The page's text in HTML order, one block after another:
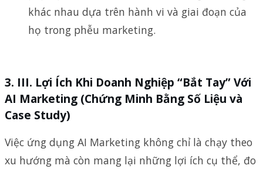
khác nhau dựa trên hành vi và giai đoạn của
họ trong phễu marketing.
III. Lợi Ích Khi Doanh Nghiệp “Bắt Tay” Với
AI Marketing (Chứng Minh Bằng Số Liệu và
Case Study)
Việc ứng dụng AI Marketing không chỉ là chạy theo
xu hướng mà còn mang lại những lợi ích cụ thể, đo